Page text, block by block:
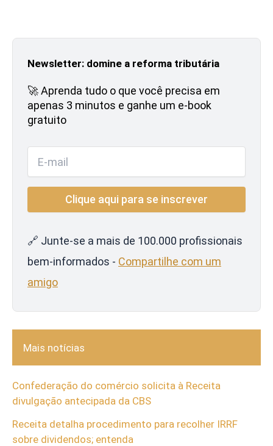
Newsletter: domine a reforma tributária
🚀 Aprenda tudo o que você precisa em
apenas 3 minutos e ganhe um e-book
gratuito
🔗 Junte-se a mais de 100.000 profissionais
bem-informados - Compartilhe com um
amigo
Mais notícias
Confederação do comércio solicita à Receita
divulgação antecipada da CBS
Receita detalha procedimento para recolher IRRF
sobre dividendos; entenda